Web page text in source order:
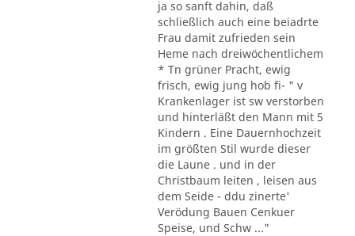
ja so sanft dahin, daß
schließlich auch eine beiadrte
Frau damit zufrieden sein
Heme nach dreiwöchentlichem
* Tn grüner Pracht, ewig
frisch, ewig jung hob fi- " v
Krankenlager ist sw verstorben
und hinterläßt den Mann mit 5
Kindern . Eine Dauernhochzeit
im größten Stil wurde dieser
die Laune . und in der
Christbaum leiten , leisen aus
dem Seide - ddu zinerte'
Verödung Bauen Cenkuer
Speise, und Schw ..."